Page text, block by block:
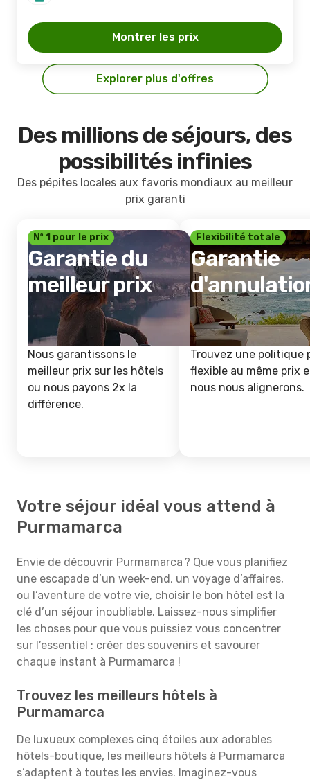
Montrer les prix
Explorer plus d'offres
Des millions de séjours, des
possibilités infinies
Des pépites locales aux favoris mondiaux au meilleur
prix garanti
Nº 1 pour le prix
Garantie du
meilleur prix
Nous garantissons le
meilleur prix sur les hôtels
ou nous payons 2x la
différence.
Flexibilité totale
Garantie
Trouvez une politique
flexible au même prix
nous nous alignerons.
Votre séjour idéal vous attend à
Purmamarca
Envie de découvrir Purmamarca ? Que vous planifiez
une escapade d’un week-end, un voyage d’affaires,
ou l’aventure de votre vie, choisir le bon hôtel est la
clé d’un séjour inoubliable. Laissez-nous simplifier
les choses pour que vous puissiez vous concentrer
sur l’essentiel : créer des souvenirs et savourer
chaque instant à Purmamarca !
Trouvez les meilleurs hôtels à
Purmamarca
De luxueux complexes cinq étoiles aux adorables
hôtels-boutique, les meilleurs hôtels à Purmamarca
s’adaptent à toutes les envies. Imaginez-vous